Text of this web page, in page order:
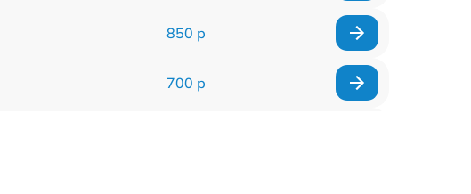
850 р
700 р